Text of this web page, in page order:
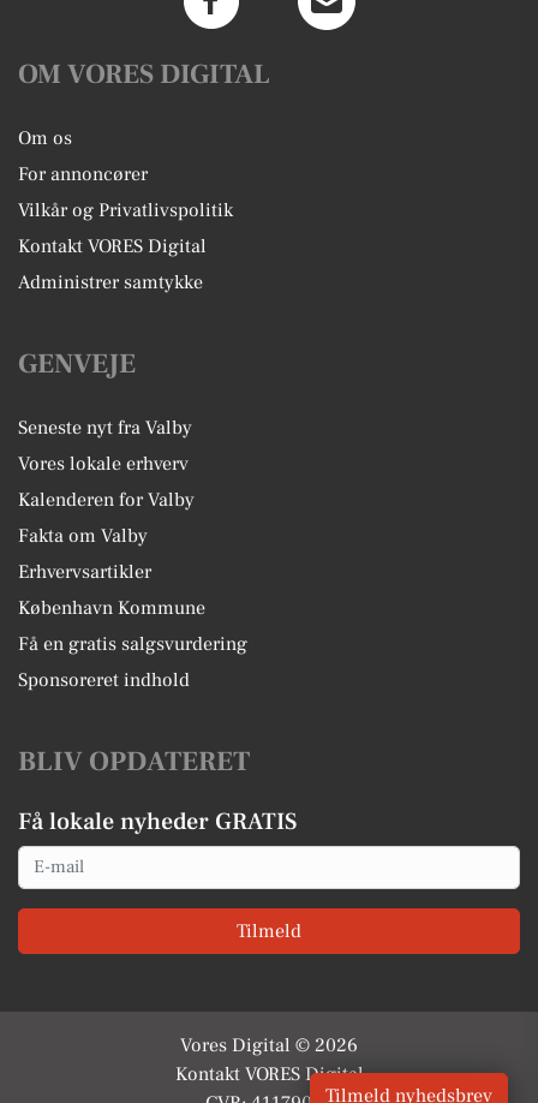
OM VORES DIGITAL
Om os
For annoncører
Vilkår og Privatlivspolitik
Kontakt VORES Digital
Administrer samtykke
GENVEJE
Seneste nyt fra Valby
Vores lokale erhverv
Kalenderen for Valby
Fakta om Valby
Erhvervsartikler
København Kommune
Få en gratis salgsvurdering
Sponsoreret indhold
BLIV OPDATERET
Få lokale nyheder GRATIS
Email
Tilmeld
Vores Digital © 2026
Kontakt VORES Digital
Tilmeld nyhedsbrev